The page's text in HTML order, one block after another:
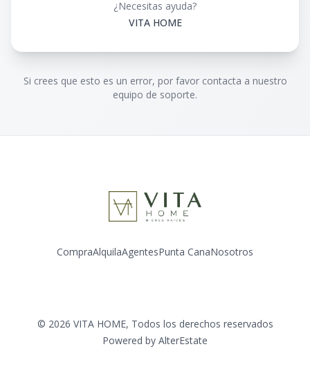
¿Necesitas ayuda?
VITA HOME
Si crees que esto es un error, por favor contacta a nuestro
equipo de soporte.
CompraAlquilaAgentesPunta CanaNosotros
© 2026 VITA HOME, Todos los derechos reservados
Powered by AlterEstate